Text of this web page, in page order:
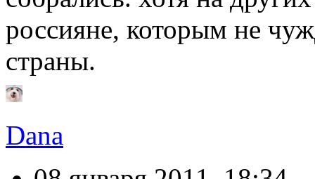
россияне, которым не
страны.
Dana